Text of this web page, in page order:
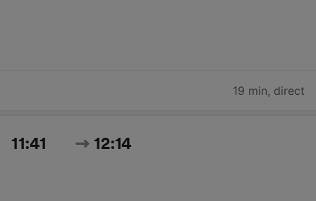
19 min, direct
11:41 12:14